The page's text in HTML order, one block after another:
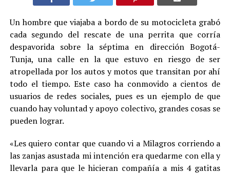
Un hombre que viajaba a bordo de su motocicleta grabó
cada segundo del rescate de una perrita que corría
despavorida sobre la séptima en dirección Bogotá-
Tunja, una calle en la que estuvo en riesgo de ser
atropellada por los autos y motos que transitan por ahí
todo el tiempo. Este caso ha conmovido a cientos de
usuarios de redes sociales, pues es un ejemplo de que
cuando hay voluntad y apoyo colectivo, grandes cosas se
pueden lograr.
«Les quiero contar que cuando vi a Milagros corriendo a
las zanjas asustada mi intención era quedarme con ella y
llevarla para que le hicieran compañía a mis 4 gatitas